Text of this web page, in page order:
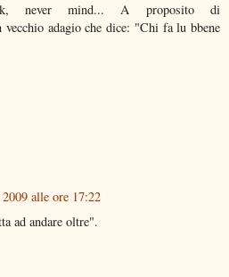
never mind... A proposito di
adagio che dice: "Chi fa lu bbene
alle ore 17:22
ad andare oltre".